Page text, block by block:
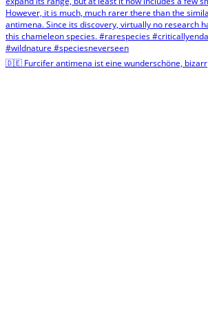
🇩🇪 Furcifer antimena ist eine wunderschöne, bizarr